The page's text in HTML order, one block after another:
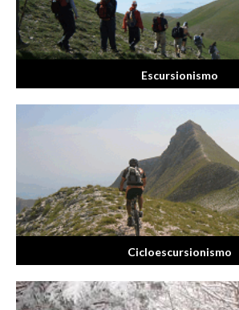
Escursionismo
Cicloescursionismo